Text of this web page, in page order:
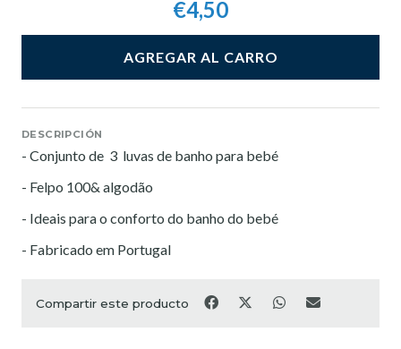
€4,50
AGREGAR AL CARRO
DESCRIPCIÓN
- Conjunto de 3 luvas de banho para bebé
- Felpo 100& algodão
- Ideais para o conforto do banho do bebé
- Fabricado em Portugal
Compartir este producto